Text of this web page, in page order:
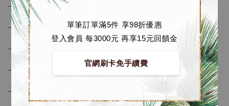
單筆訂單滿5件 享98折優惠
登入會員 每3000元 再享15元回饋金
官網刷卡免手續費
NT$ 1,500
NT$ 1,870
+
加入購物車
加購優惠【讓子彈飛 鵝城縣長 張麻子 [BK01]】
– 深度約 41.5 cm
– 附場景配件及地台
– 附佐助替頭雕及展示底座
– 每組皆附獨立編號銘牌和蒐藏證書
– 附有NFC防偽芯片, 可用手機進行真偽鑒定